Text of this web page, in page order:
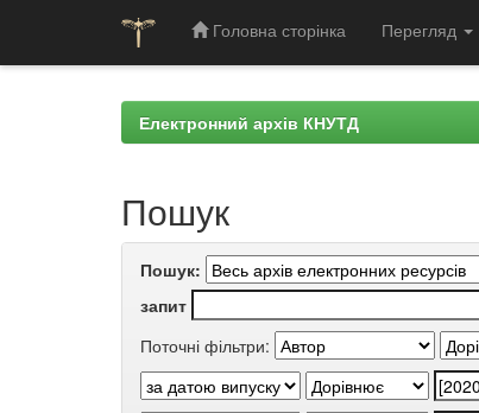
Головна сторінка Перегляд
Електронний архів КНУТД
Пошук
Пошук:
запит
Поточні фільтри: